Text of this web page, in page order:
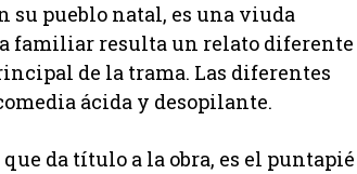
su pueblo natal, es una viuda
familiar resulta un relato diferente
de la trama. Las diferentes
ácida y desopilante.
da título a la obra, es el puntapié